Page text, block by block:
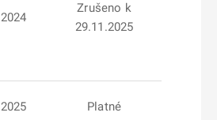
Zrušeno k
29.11.2025
Platné